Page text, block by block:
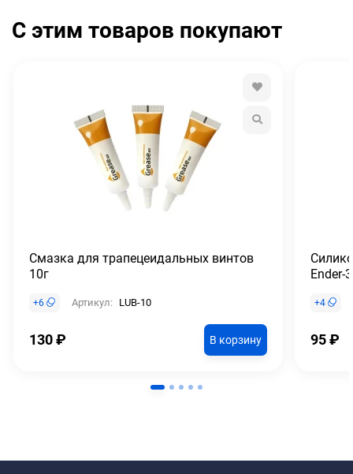
С этим товаров покупают
Смазка для трапецеидальных винтов
10г
+6 Артикул: LUB-10
130₽ В корзину
Ender-
+4
95₽